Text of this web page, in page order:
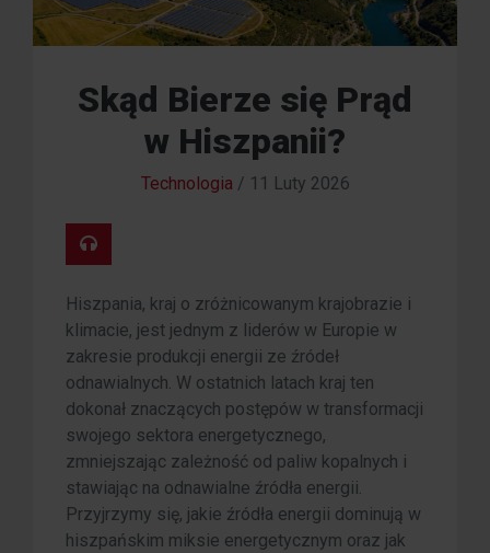
Skąd Bierze się Prąd
w Hiszpanii?
Technologia / 11 Luty 2026
Hiszpania, kraj o zróżnicowanym krajobrazie i
klimacie, jest jednym z liderów w Europie w
zakresie produkcji energii ze źródeł
odnawialnych. W ostatnich latach kraj ten
dokonał znaczących postępów w transformacji
swojego sektora energetycznego,
zmniejszając zależność od paliw kopalnych i
stawiając na odnawialne źródła energii.
Przyjrzymy się, jakie źródła energii dominują w
hiszpańskim miksie energetycznym oraz jak